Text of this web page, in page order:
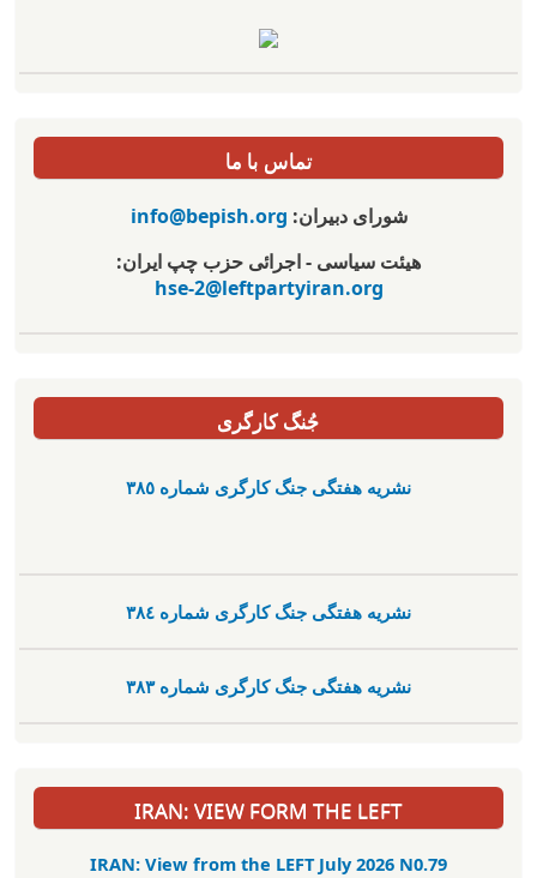
تماس با ما
شورای دبیران:info@bepish.org
هیئت سیاسی - اجرائی حزب چپ ایران:
hse-2@leftpartyiran.org
جُنگ کارگری
نشریە هفتگی جنگ کارگری شمارە ٣٨٥
نشریە هفتگی جنگ کارگری شمارە ٣٨٤
نشریە هفتگی جنگ کارگری شمارە ٣٨٣
IRAN: VIEW FORM THE LEFT
IRAN: View from the LEFT July 2026 N0.79